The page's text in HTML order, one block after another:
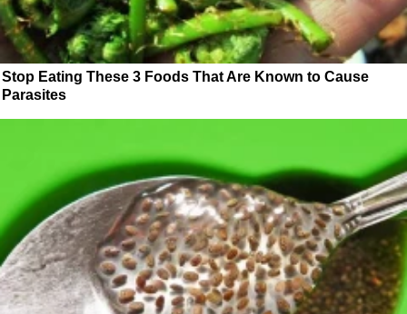
Stop Eating These 3 Foods That Are Known to Cause
Parasites